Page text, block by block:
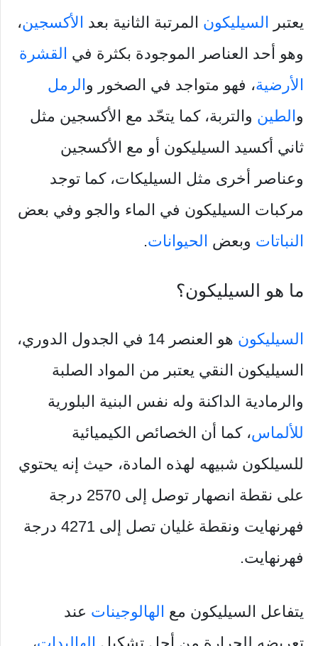
يعتبر السيليكون المرتبة الثانية بعد الأكسجين،
وهو أحد العناصر الموجودة بكثرة في القشرة
الأرضية، فهو متواجد في الصخور والرمل
والطين والتربة، كما يتحّد مع الأكسجين مثل
ثاني أكسيد السيليكون أو مع الأكسجين
وعناصر أخرى مثل السيليكات، كما توجد
مركبات السيليكون في الماء والجو وفي بعض
النباتات وبعض الحيوانات.
ما هو السيليكون؟
السيليكون
هو العنصر 14 في الجدول الدوري،
السيليكون النقي يعتبر من المواد الصلبة
والرمادية الداكنة وله نفس البنية البلورية
للألماس، كما أن الخصائص الكيميائية
للسيلكون شبيهه لهذه المادة، حيث إنه يحتوي
على نقطة انصهار توصل إلى 2570 درجة
فهرنهايت ونقطة غليان تصل إلى 4271 درجة
فهرنهايت.
يتفاعل السيليكون مع الهالوجينات عند